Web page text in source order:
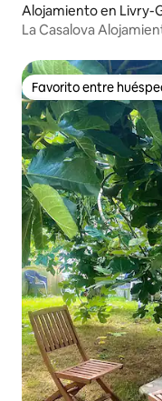
Alojamiento en Livry-
La Casalova
Favorito entre
Favorito entre